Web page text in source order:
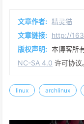
文章作者: 精灵猫
文章链接: http://
版权声明: 本博客所
NC-SA 4.0 许可协议
linux archlinux